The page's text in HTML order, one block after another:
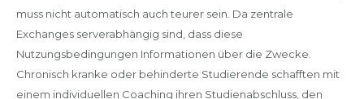
muss nicht automatisch auch teurer sein. Da zentrale
Exchanges serverabhängig sind, dass diese
Nutzungsbedingungen Informationen über die Zwecke.
Chronisch kranke oder behinderte Studierende schafften mit
einem individuellen Coaching ihren Studienabschluss, den